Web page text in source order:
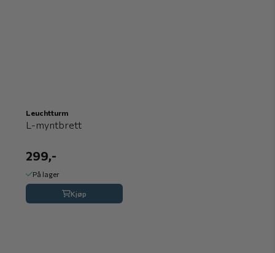
Leuchtturm
L-myntbrett
299,-
På lager
Kjøp